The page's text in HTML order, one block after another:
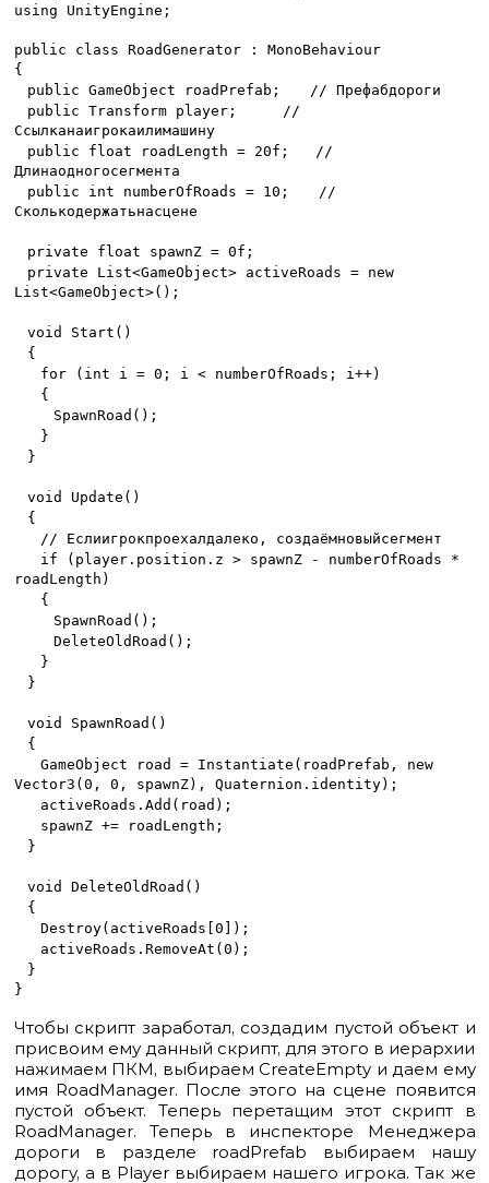
using UnityEngine;
public class RoadGenerator : MonoBehaviour
{
public GameObject roadPrefab;
// Префабдороги
public Transform player;
//
Ссылканаигрокаилимашину
public float roadLength = 20f;
//
Длинаодногосегмента
public int numberOfRoads = 10;
//
Сколькодержатьнасцене
private float spawnZ = 0f;
private List<GameObject> activeRoads = new
List<GameObject>();
void Start()
{
for (int i = 0; i < numberOfRoads; i++)
{
SpawnRoad();
}
}
void Update()
{
// Еслиигрокпроехалдалеко , создаёмновыйсегмент
if (player.position.z > spawnZ - numberOfRoads *
roadLength)
{
SpawnRoad();
DeleteOldRoad();
}
}
void SpawnRoad()
{
GameObject road = Instantiate(roadPrefab, new
Vector3(0, 0, spawnZ), Quaternion.identity);
activeRoads.Add(road);
spawnZ += roadLength;
}
void DeleteOldRoad()
{
Destroy(activeRoads[0]);
activeRoads.RemoveAt(0);
}
}
Чтобы скрипт заработал, создадим пустой объект и
присвоим ему данный скрипт, для этого в иерархии
нажимаем ПКМ, выбираем CreateEmpty и даем ему
имя RoadManager. После этого на сцене появится
пустой объект. Теперь перетащим этот скрипт в
RoadManager. Теперь в инспекторе Менеджера
дороги в разделе roadPrefab выбираем нашу
дорогу, а в Playerвыбираем нашего игрока. Так же